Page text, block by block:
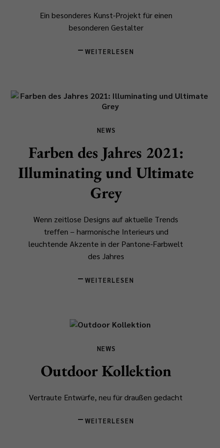
Ein besonderes Kunst-Projekt für einen
besonderen Gestalter
WEITERLESEN
NEWS
Farben des Jahres 2021:
Illuminating und Ultimate
Grey
Wenn zeitlose Designs auf aktuelle Trends
treffen – harmonische Interieurs und
leuchtende Akzente in der Pantone-Farbwelt
des Jahres
WEITERLESEN
NEWS
Outdoor Kollektion
Vertraute Entwürfe, neu für draußen gedacht
WEITERLESEN